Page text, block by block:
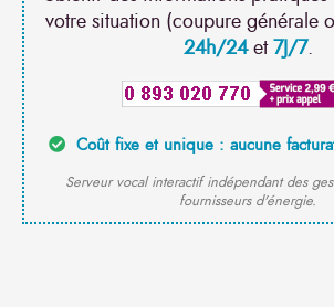
votre situation (coupure générale
24h/24et7J/7.
Coût fixe et unique : aucune
Serveur vocal interactif indépendant des
fournisseurs d'énergie.